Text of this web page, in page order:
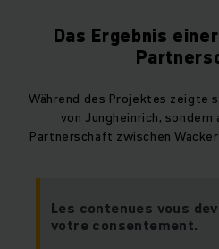
Das Ergebnis
Während des Projektes zeigte
von Jungheinrich,
Partnerschaft zwischen
Les contenues vous
votre consentement.